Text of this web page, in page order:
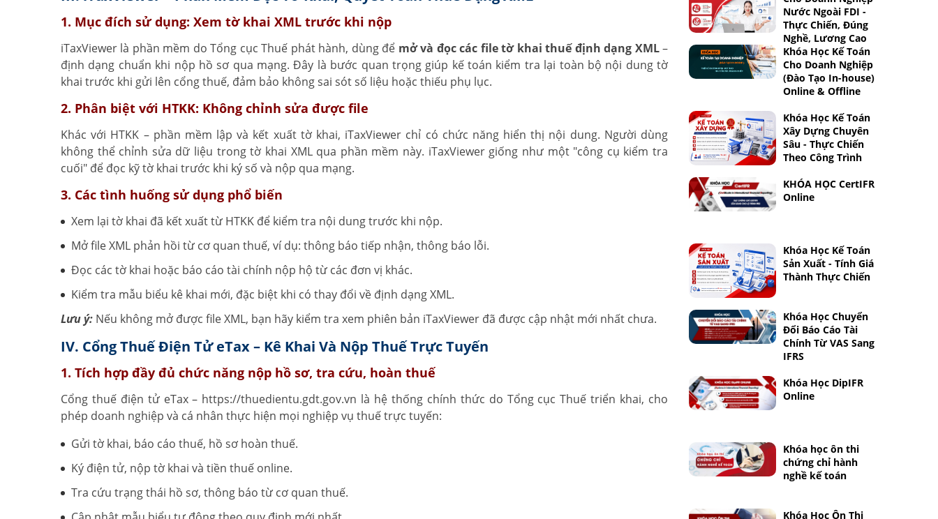
1. Mục đích sử dụng: Xem tờ khai XML trước khi nộp
iTaxViewer là phần mềm do Tổng cục Thuế phát hành, dùng để mở và đọc các file tờ khai thuế định dạng XML–
định dạng chuẩn khi nộp hồ sơ qua mạng. Đây là bước quan trọng giúp kế toán kiểm tra lại toàn bộ nội dung tờ
khai trước khi gửi lên cổng thuế, đảm bảo không sai sót số liệu hoặc thiếu phụ lục.
2. Phân biệt với HTKK: Không chỉnh sửa được file
Khác với HTKK – phần mềm lập và kết xuất tờ khai, iTaxViewer chỉ có chức năng hiển thị nội dung. Người dùng
không thể chỉnh sửa dữ liệu trong tờ khai XML qua phần mềm này. iTaxViewer giống như một "công cụ kiểm tra
cuối" để đọc kỹ tờ khai trước khi ký số và nộp qua mạng.
3. Các tình huống sử dụng phổ biến
Xem lại tờ khai đã kết xuất từ HTKK để kiểm tra nội dung trước khi nộp.
Mở file XML phản hồi từ cơ quan thuế, ví dụ: thông báo tiếp nhận, thông báo lỗi.
Đọc các tờ khai hoặc báo cáo tài chính nộp hộ từ các đơn vị khác.
Kiểm tra mẫu biểu kê khai mới, đặc biệt khi có thay đổi về định dạng XML.
Lưu ý: Nếu không mở được file XML, bạn hãy kiểm tra xem phiên bản iTaxViewer đã được cập nhật mới nhất chưa.
IV. Cổng Thuế Điện Tử eTax – Kê Khai Và Nộp Thuế Trực Tuyến
1. Tích hợp đầy đủ chức năng nộp hồ sơ, tra cứu, hoàn thuế
Cổng thuế điện tử eTax – https://thuedientu.gdt.gov.vn là hệ thống chính thức do Tổng cục Thuế triển khai, cho
phép doanh nghiệp và cá nhân thực hiện mọi nghiệp vụ thuế trực tuyến:
Gửi tờ khai, báo cáo thuế, hồ sơ hoàn thuế.
Ký điện tử, nộp tờ khai và tiền thuế online.
Tra cứu trạng thái hồ sơ, thông báo từ cơ quan thuế.
Nước Ngoài FDI -
Thực Chiến, Đúng
Nghề, Lương Cao
Khóa Học Kế Toán
Cho Doanh Nghiệp
(Đào Tạo In-house)
Online & Offline
Khóa Học Kế Toán
Xây Dựng Chuyên
Sâu - Thực Chiến
Theo Công Trình
KHÓA HỌC CertIFR
Online
Khóa Học Kế Toán
Sản Xuất - Tính Giá
Thành Thực Chiến
Khóa Học Chuyển
Đổi Báo Cáo Tài
Chính Từ VAS Sang
IFRS
Khóa Học DipIFR
Online
Khóa học ôn thi
chứng chỉ hành
nghề kế toán
Khóa Học Ôn Thi